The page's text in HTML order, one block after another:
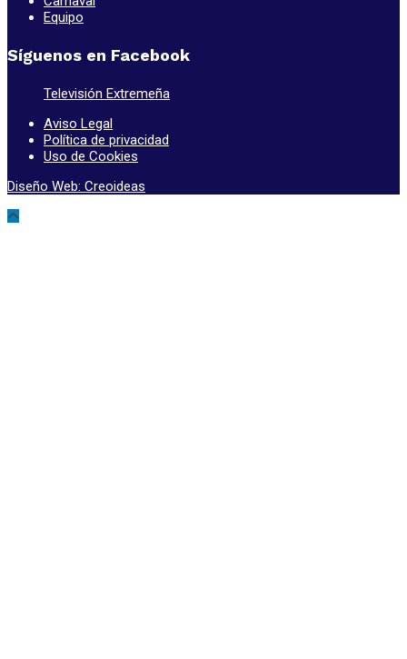
Equipo
Síguenos en Facebook
Televisión Extremeña
Aviso Legal
Política de privacidad
Uso de Cookies
Diseño Web: Creoideas